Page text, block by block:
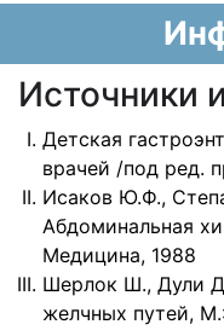
Источники
Детская
врачей /под ред.
Исаков Ю.Ф.,
Абдоминальная
Медицина, 1988
Шерлок Ш., Дули
желчных путей,